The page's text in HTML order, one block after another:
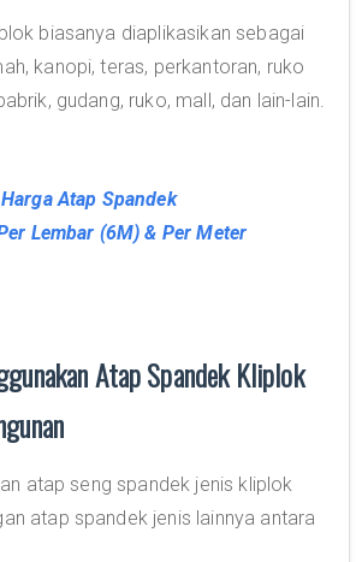
biasanya diaplikasikan sebagai
kanopi, teras, perkantoran, ruko
gudang, ruko, mall, dan lain-lain.
Harga Atap Spandek
Lembar (6M) & Per Meter
Atap Spandek Kliplok
atap seng spandek jenis kliplok
atap spandek jenis lainnya antara